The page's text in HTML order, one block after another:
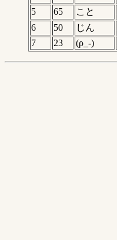
5
65 こと
6
50 じん
7
23 (ρ_-)